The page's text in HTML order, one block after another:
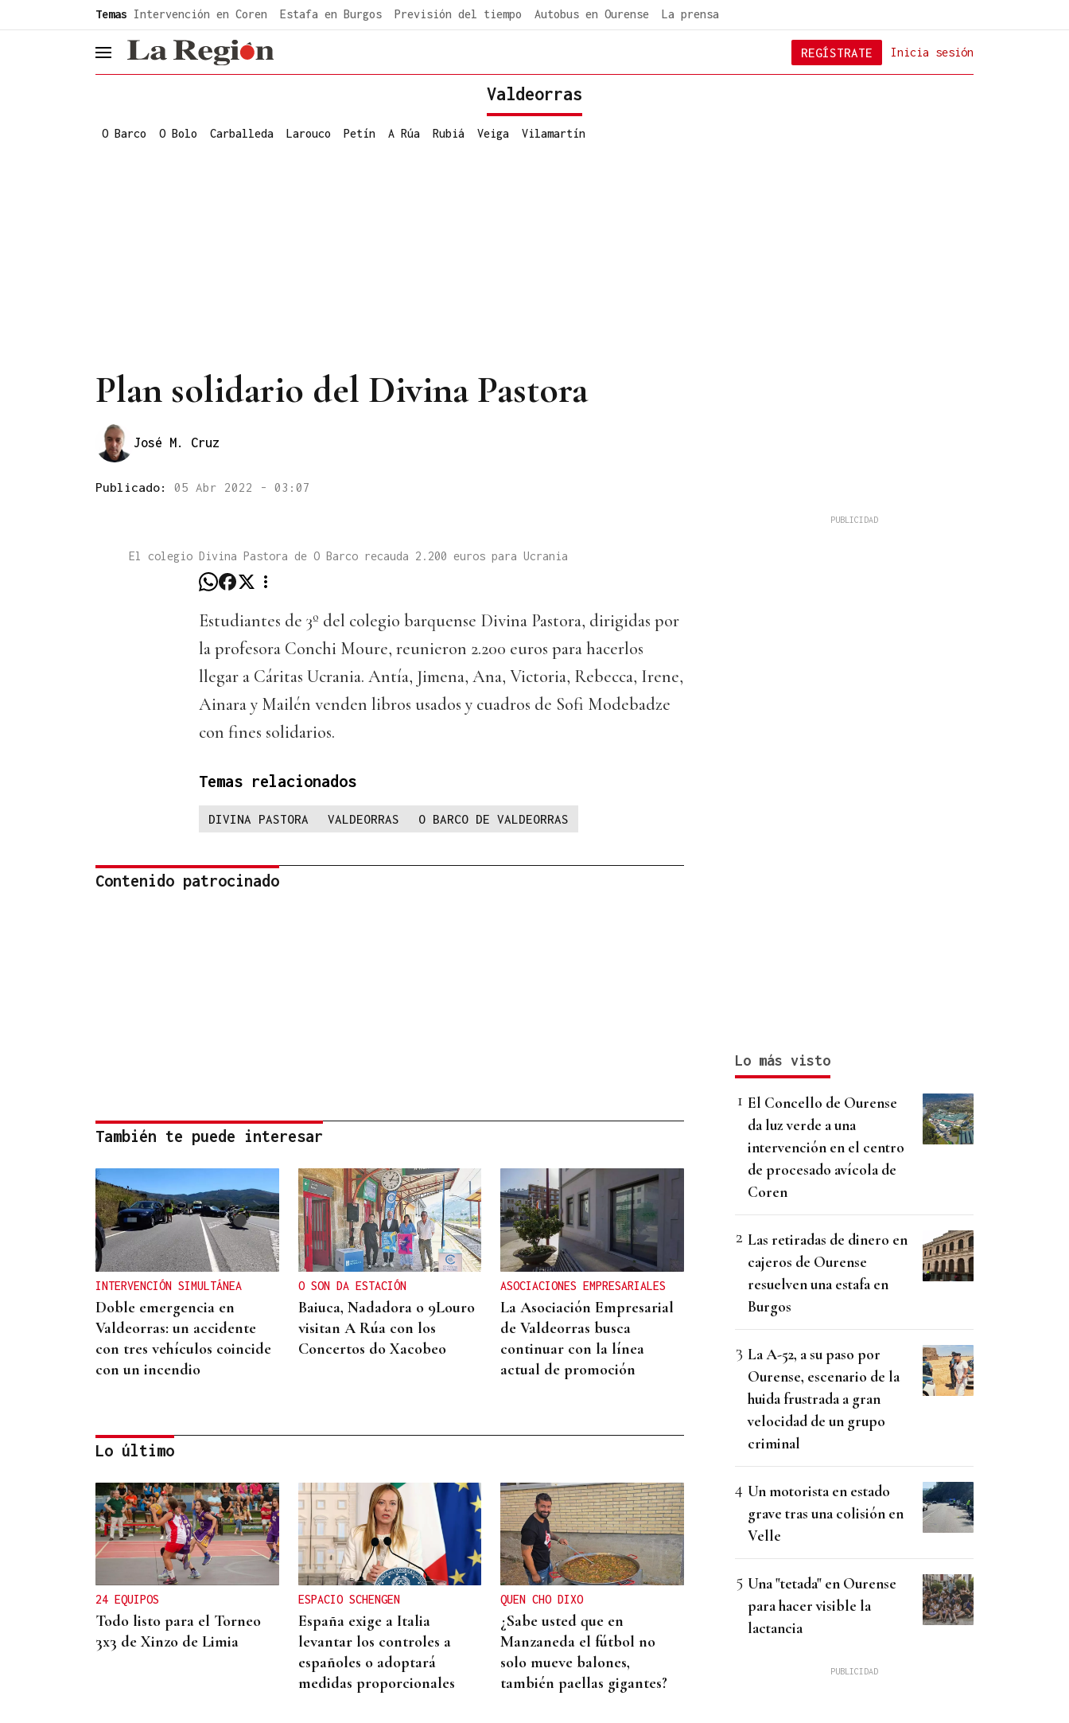
Temas Intervención en Coren Estafa en Burgos Previsión del tiempo Autobus en Ourense La prensa
header.menu.open Inicia sesión
REGÍSTRATE
Valdeorras
O Barco O Bolo Carballeda Larouco Petín A Rúa Rubiá Veiga Vilamartín
Plan solidario del Divina Pastora
José M. Cruz
Publicado: 05 Abr 2022 - 03:07
El colegio Divina Pastora de O Barco recauda 2.200 euros para Ucrania
Estudiantes de 3º del colegio barquense Divina Pastora, dirigidas por
la profesora Conchi Moure, reunieron 2.200 euros para hacerlos
llegar a Cáritas Ucrania. Antía, Jimena, Ana, Victoria, Rebecca, Irene,
Ainara y Mailén venden libros usados y cuadros de Sofi Modebadze
con fines solidarios.
Temas relacionados
DIVINA PASTORA VALDEORRAS O BARCO DE VALDEORRAS
Contenido patrocinado
También te puede interesar
INTERVENCIÓN SIMULTÁNEA
Doble emergencia en
Valdeorras: un accidente
con tres vehículos coincide
con un incendio
O SON DA ESTACIÓN
Baiuca, Nadadora o 9Louro
visitan A Rúa con los
Concertos do Xacobeo
ASOCIACIONES EMPRESARIALES
La Asociación Empresarial
de Valdeorras busca
continuar con la línea
actual de promoción
DISTRIBUIDORA FAMILIAR
Gaseosas Roca, medio siglo
creciendo junto a
Valdeorras y Coca-Cola
Lo último
24 EQUIPOS
Todo listo para el Torneo
3x3 de Xinzo de Limia
ESPACIO SCHENGEN
España exige a Italia
levantar los controles a
españoles o adoptará
medidas proporcionales
QUEN CHO DIXO
¿Sabe usted que en
Manzaneda el fútbol no
solo mueve balones,
también paellas gigantes?
Lo más visto
El Concello de Ourense
da luz verde a una
intervención en el centro
de procesado avícola de
Coren
Las retiradas de dinero en
cajeros de Ourense
resuelven una estafa en
Burgos
La A-52, a su paso por
Ourense, escenario de la
huida frustrada a gran
velocidad de un grupo
criminal
Un motorista en estado
grave tras una colisión en
Velle
Una "tetada" en Ourense
para hacer visible la
lactancia